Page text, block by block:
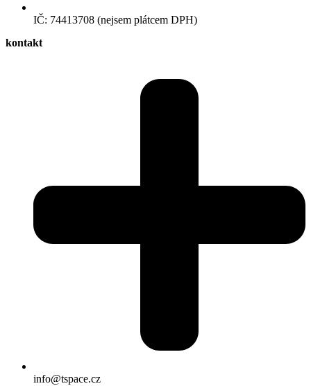
IČ: 74413708 (nejsem plátcem DPH)
kontakt
info@tspace.cz